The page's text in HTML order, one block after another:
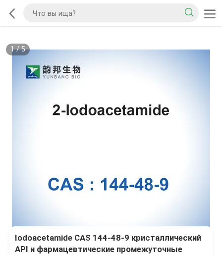
1/5
Iodoacetamide CAS 144-48-9 кристаллический
API и фармацевтические промежуточные